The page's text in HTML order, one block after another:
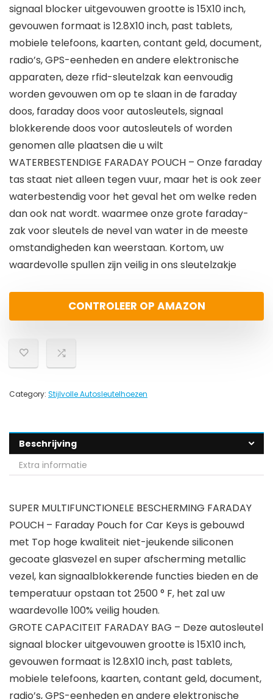
signaal blocker uitgevouwen grootte is 15X10 inch,
gevouwen formaat is 12.8X10 inch, past tablets,
mobiele telefoons, kaarten, contant geld, document,
radio’s, GPS-eenheden en andere elektronische
apparaten, deze rfid-sleutelzak kan eenvoudig
worden gevouwen om op te slaan in de faraday
doos, faraday doos voor autosleutels, signaal
blokkerende doos voor autosleutels of worden
genomen alle plaatsen die u wilt
WATERBESTENDIGE FARADAY POUCH – Onze faraday
tas staat niet alleen tegen vuur, maar het is ook zeer
waterbestendig voor het geval het om welke reden
dan ook nat wordt. waarmee onze grote faraday-
zak voor sleutels de nevel van water in de meeste
omstandigheden kan weerstaan. Kortom, uw
waardevolle spullen zijn veilig in ons sleutelzakje
CONTROLEER OP AMAZON
Category: Stijlvolle Autosleutelhoezen
Beschrijving
Extra informatie
SUPER MULTIFUNCTIONELE BESCHERMING FARADAY
POUCH – Faraday Pouch for Car Keys is gebouwd
met Top hoge kwaliteit niet-jeukende siliconen
gecoate glasvezel en super afscherming metallic
vezel, kan signaalblokkerende functies bieden en de
temperatuur opstaan tot 2500 ° F, het zal uw
waardevolle 100% veilig houden.
GROTE CAPACITEIT FARADAY BAG – Deze autosleutel
signaal blocker uitgevouwen grootte is 15X10 inch,
gevouwen formaat is 12.8X10 inch, past tablets,
mobiele telefoons, kaarten, contant geld, document,
radio’s, GPS-eenheden en andere elektronische